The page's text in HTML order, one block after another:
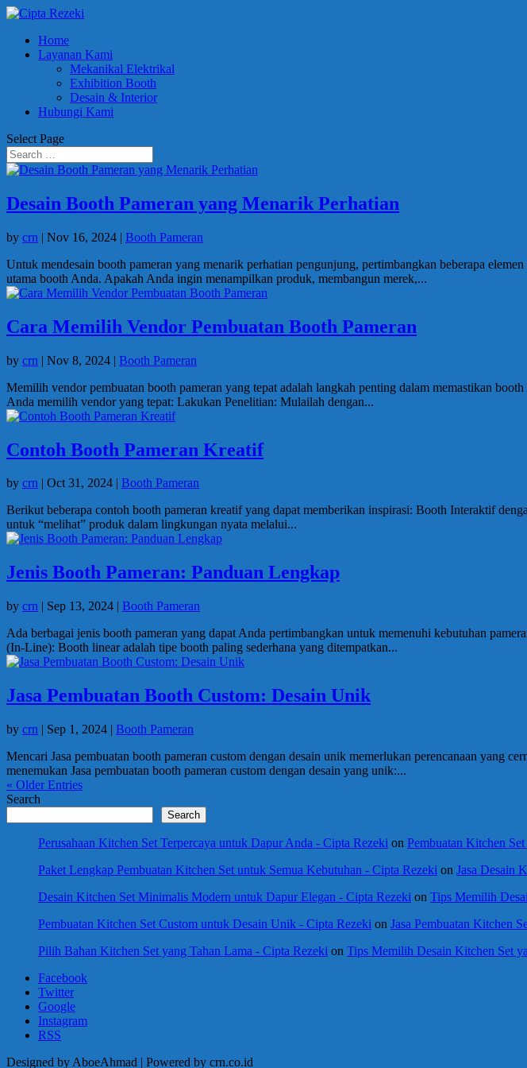
Home
Layanan Kami
Mekanikal Elektrikal
Exhibition Booth
Desain & Interior
Hubungi Kami
Select Page
Desain Booth Pameran yang Menarik Perhatian
by crn | Nov 16, 2024 | Booth Pameran
Untuk mendesain booth pameran yang menarik perhatian pengunjung, pertimbangkan beberapa
utama booth Anda. Apakah Anda ingin menampilkan produk, membangun merek,...
Cara Memilih Vendor Pembuatan Booth Pameran
by crn | Nov 8, 2024 | Booth Pameran
Memilih vendor pembuatan booth pameran yang tepat adalah langkah penting dalam memastikan
Anda memilih vendor yang tepat: Lakukan Penelitian: Mulailah dengan...
Contoh Booth Pameran Kreatif
by crn | Oct 31, 2024 | Booth Pameran
Berikut beberapa contoh booth pameran kreatif yang dapat memberikan inspirasi: Booth Interaktif
untuk “melihat” produk dalam lingkungan nyata melalui...
Jenis Booth Pameran: Panduan Lengkap
by crn | Sep 13, 2024 | Booth Pameran
Ada berbagai jenis booth pameran yang dapat Anda pertimbangkan untuk memenuhi kebutuhan
(In-Line): Booth linear adalah tipe booth paling sederhana yang ditempatkan...
Jasa Pembuatan Booth Custom: Desain Unik
by crn | Sep 1, 2024 | Booth Pameran
Mencari Jasa pembuatan booth pameran custom dengan desain unik memerlukan perencanaan yang
menemukan Jasa pembuatan booth pameran custom dengan desain yang unik:...
« Older Entries
Search
Search
Perusahaan Kitchen Set Terpercaya untuk Dapur Anda - Cipta Rezeki on Pembuatan Kitchen
Paket Lengkap Pembuatan Kitchen Set untuk Semua Kebutuhan - Cipta Rezeki on Jasa Desain
Desain Kitchen Set Minimalis Modern untuk Dapur Elegan - Cipta Rezeki on Tips Memilih
Pembuatan Kitchen Set Custom untuk Desain Unik - Cipta Rezeki on Jasa Pembuatan Kitchen
Pilih Bahan Kitchen Set yang Tahan Lama - Cipta Rezeki on Tips Memilih Desain Kitchen Set
Facebook
Twitter
Google
Instagram
RSS
Designed by AboeAhmad | Powered by crn.co.id